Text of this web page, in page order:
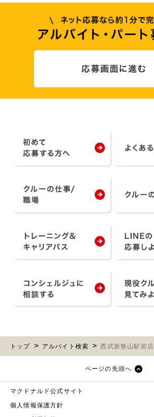
トップ アルバイト検索 西武新狭山駅前店
ページの先頭へ
マクドナルド公式サイト
個人情報保護方針